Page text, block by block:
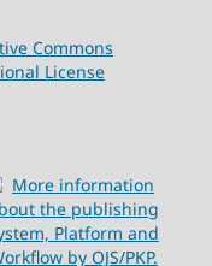
Commons
License